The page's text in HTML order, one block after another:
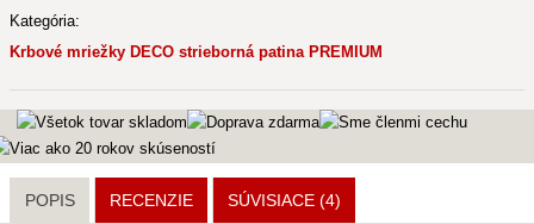
Kategória:
Krbové mriežky DECO strieborná patina PREMIUM
POPIS RECENZIE SÚVISIACE (4)